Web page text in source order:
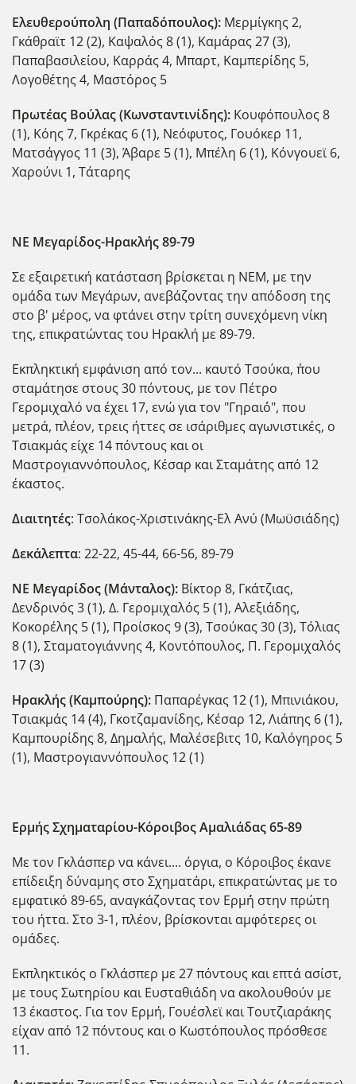
Ελευθερούπολη (Παπαδόπουλος): Μερμίγκης 2,
Γκάθραϊτ 12 (2), Καψαλός 8 (1), Καμάρας 27 (3),
Παπαβασιλείου, Καρράς 4, Μπαρτ, Καμπερίδης 5,
Λογοθέτης 4, Μαστόρος 5
Πρωτέας Βούλας (Κωνσταντινίδης): Κουφόπουλος 8
(1), Κόης 7, Γκρέκας 6 (1), Νεόφυτος, Γουόκερ 11,
Ματσάγγος 11 (3), Άβαρε 5 (1), Μπέλη 6 (1), Κόνγουεϊ 6,
Χαρούνι 1, Τάταρης
ΝΕ Μεγαρίδος-Ηρακλής89-79
Σε εξαιρετική κατάσταση βρίσκεται η ΝΕΜ, με την
ομάδα των Μεγάρων, ανεβάζοντας την απόδοση της
στο β' μέρος, να φτάνει στην τρίτη συνεχόμενη νίκη
της, επικρατώντας του Ηρακλή με 89-79.
Εκπληκτική εμφάνιση από τον... καυτό Τσούκα, ΄που
σταμάτησε στους 30 πόντους, με τον Πέτρο
Γερομιχαλό να έχει 17, ενώ για τον "Γηραι΄ό", που
μετρά, πλέον, τρεις ήττες σε ισάριθμες αγωνιστικές, ο
Τσιακμάς είχε 14 πόντους και οι
Μαστρογιαννόπουλος, Κέσαρ και Σταμάτης από 12
έκαστος.
Διαιτητές: Τσολάκος-Χριστινάκης-Ελ Ανύ (Μωϋσιάδης)
Δεκάλεπτα: 22-22, 45-44, 66-56, 89-79
ΝΕ Μεγαρίδος (Μάνταλος): Βίκτορ 8, Γκάτζιας,
Δενδρινός 3 (1), Δ. Γερομιχαλός 5 (1), Αλεξιάδης,
Κοκορέλης 5 (1), Προίσκος 9 (3), Τσούκας 30 (3), Τόλιας
8 (1), Σταματογιάννης 4, Κοντόπουλος, Π. Γερομιχαλός
17 (3)
Ηρακλής (Καμπούρης): Παπαρέγκας 12 (1), Μπινιάκου,
Τσιακμάς 14 (4), Γκοτζαμανίδης, Κέσαρ 12, Λιάπης 6 (1),
Καμπουρίδης 8, Δημαλής, Μαλέσεβιτς 10, Καλόγηρος 5
(1), Μαστρογιαννόπουλος 12 (1)
Ερμής Σχηματαρίου-Κόροιβος Αμαλιάδας65-89
Με τον Γκλάσπερ να κάνει.... όργια, ο Κόροιβος έκανε
επίδειξη δύναμης στο Σχηματάρι, επικρατώντας με το
εμφατικό 89-65, αναγκάζοντας τον Ερμ΄ή στην πρώτη
του ήττα. Στο 3-1, πλέον, βρίσκονται αμφότερες οι
ομάδες.
Εκπληκτικός ο Γκλάσπερ με 27 πόντους και επτά ασίστ,
με τους Σωτηρίου και Ευσταθιάδη να ακολουθούν με
13 έκαστος. Για τον Ερμή, Γουέσλεϊ και Τουτζιαράκης
είχαν από 12 πόντους και ο Κωστόπουλος πρόσθεσε
11.